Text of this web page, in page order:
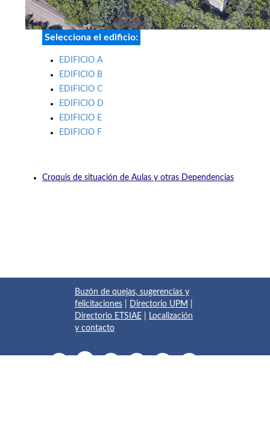
Selecciona el edificio:
EDIFICIO A
EDIFICIO B
EDIFICIO C
EDIFICIO D
EDIFICIO E
EDIFICIO F
Croquis de situación de Aulas y otras Dependencias
Buzón de quejas, sugerencias y
felicitaciones
Directorio UPM
Directorio ETSIAE
Localización
y contacto